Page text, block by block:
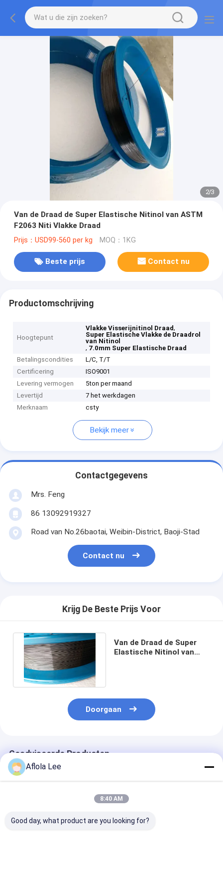
2/3
Van de Draad de Super Elastische Nitinol van ASTM
F2063 Niti Vlakke Draad
Prijs：USD99-560 per kg MOQ：1KG
Beste prijs Contact nu
Productomschrijving
Hoogtepunt
Vlakke Visserijnitinol Draad,
Super Elastische Vlakke de Draadrol
van Nitinol
, 7.0mm Super Elastische Draad
Betalingscondities
L/C, T/T
Certificering
ISO9001
Levering vermogen
5ton per maand
Levertijd
7 het werkdagen
Merknaam
csty
Bekijk meer
Contactgegevens
Mrs. Feng
86 13092919327
Road van No.26baotai, Weibin-District, Baoji-Stad
Contact nu
Krijg De Beste Prijs Voor
Van de Draad de Super
Elastische Nitinol van
Doorgaan
Geadviseerde Producten
Aflola Lee
8:40 AM
Good day, what product are you looking for?